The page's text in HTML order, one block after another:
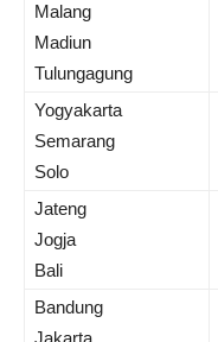
Malang
Madiun
Tulungagung
Yogyakarta
Semarang
Solo
Jateng
Jogja
Bali
Bandung